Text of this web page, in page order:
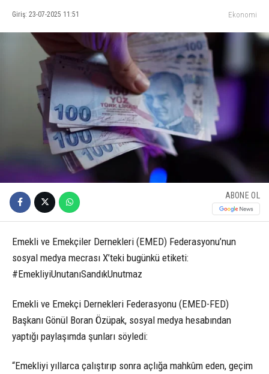
Giriş: 23-07-2025 11:51 Ekonomi
ABONE OL
Emekli ve Emekçiler Dernekleri (EMED) Federasyonu’nun
sosyal medya mecrası X’teki bugünkü etiketi:
#EmekliyiUnutanıSandıkUnutmaz
Emekli ve Emekçi Dernekleri Federasyonu (EMED-FED)
Başkanı Gönül Boran Özüpak, sosyal medya hesabından
yaptığı paylaşımda şunları söyledi:
“Emekliyi yıllarca çalıştırıp sonra açlığa mahkûm eden, geçim